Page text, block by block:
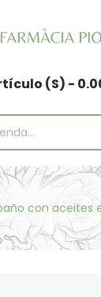
(s) -
con aceites